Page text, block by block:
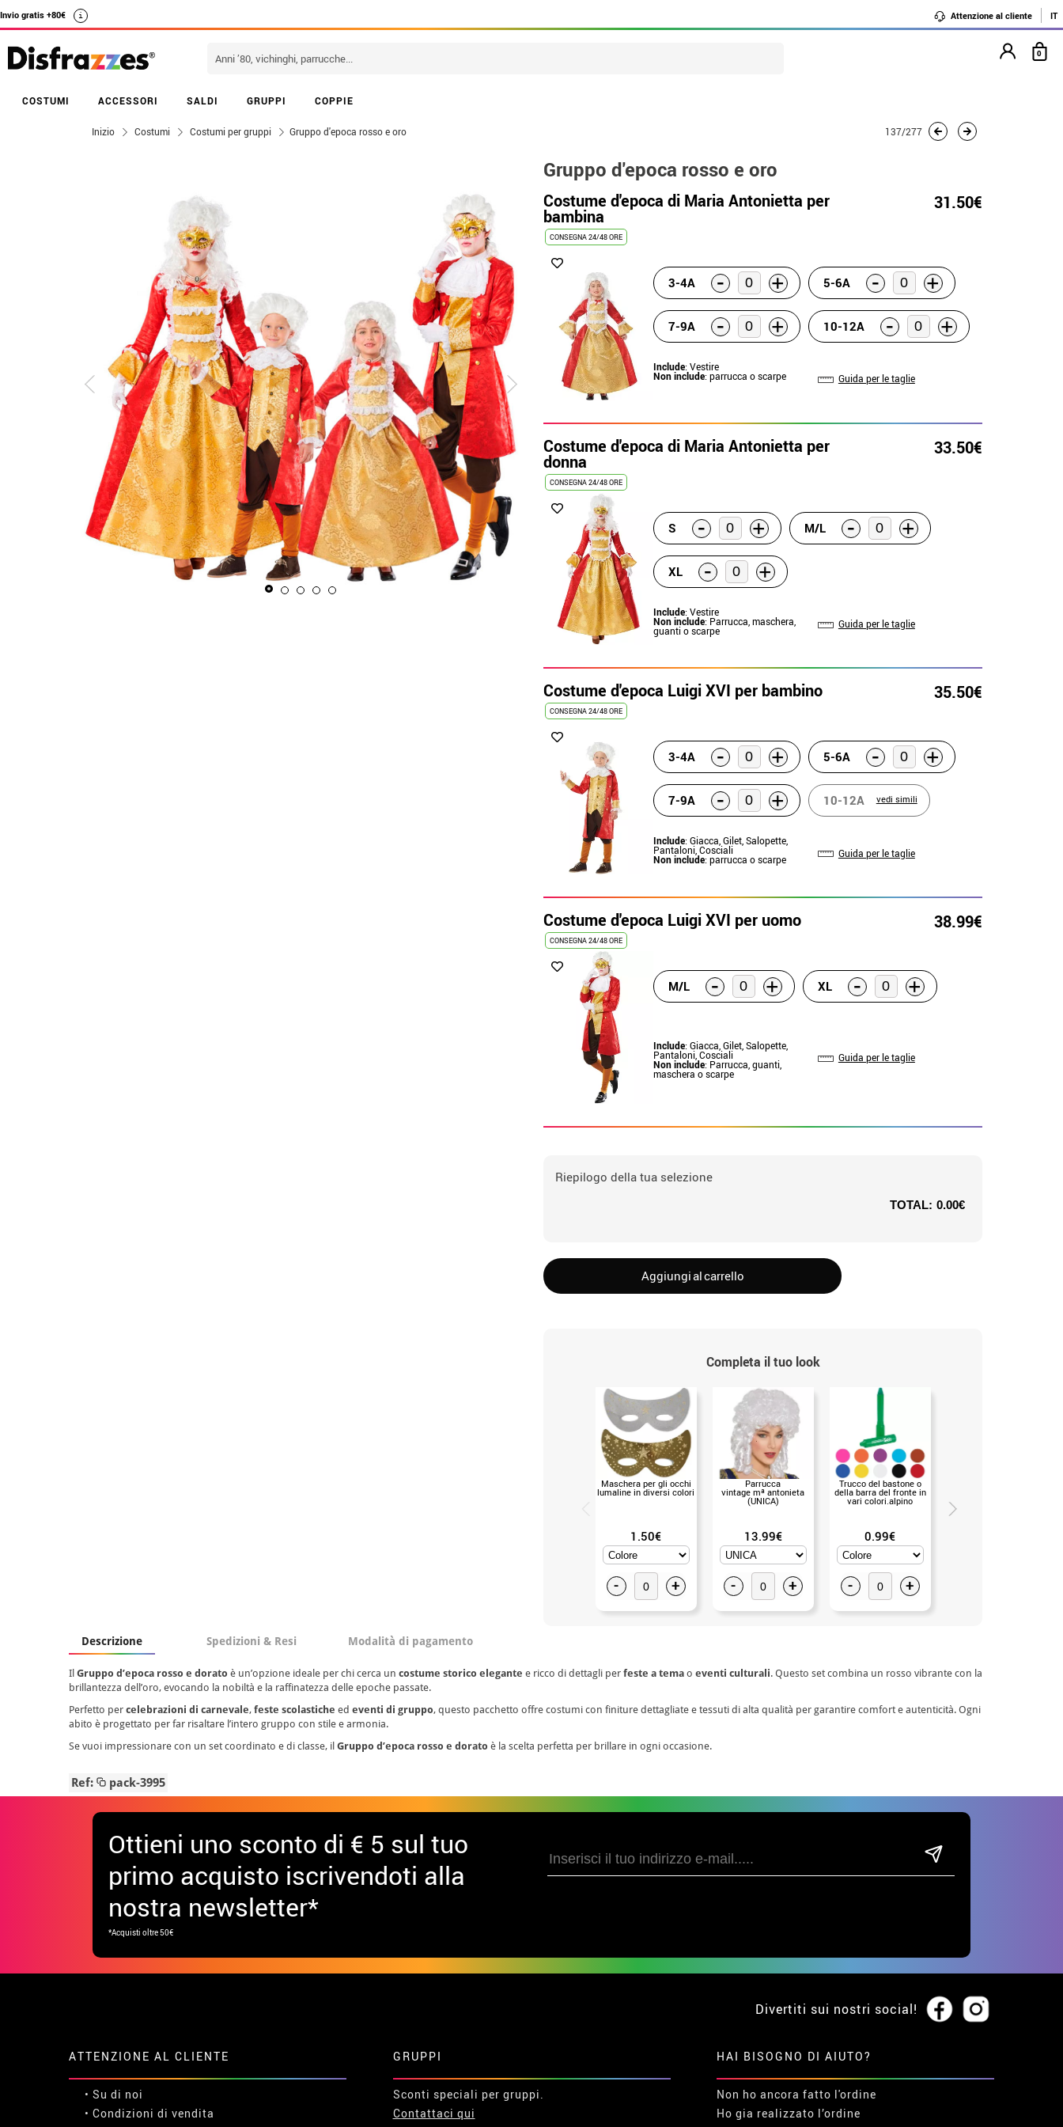
Invio gratis +80€ i Attenzione al cliente IT
COSTUMI ACCESSORI SALDI GRUPPI COPPIE
0
Inizio Costumi Costumi per gruppi Gruppo d'epoca rosso e oro 137/277
Gruppo d'epoca rosso e oro
Costume d'epoca di Maria Antonietta per
bambina
31.50€
CONSEGNA 24/48 ORE
3-4A - + 5-6A - +
7-9A - + 10-12A - +
Include: Vestire
Non include: parrucca o scarpe Guida per le taglie
Costume d'epoca di Maria Antonietta per
donna
33.50€
CONSEGNA 24/48 ORE
S - + M/L - +
XL - +
Include: Vestire
Non include: Parrucca, maschera,
guanti o scarpe
Guida per le taglie
Costume d'epoca Luigi XVI per bambino 35.50€
CONSEGNA 24/48 ORE
3-4A - + 5-6A - +
7-9A - + 10-12A vedi simili
Include: Giacca, Gilet, Salopette,
Pantaloni, Cosciali
Non include: parrucca o scarpe
Guida per le taglie
Costume d'epoca Luigi XVI per uomo 38.99€
CONSEGNA 24/48 ORE
M/L - + XL - +
Include: Giacca, Gilet, Salopette,
Pantaloni, Cosciali
Non include: Parrucca, guanti,
maschera o scarpe
Guida per le taglie
Riepilogo della tua selezione
TOTAL: 0.00€
Aggiungi al carrello
Completa il tuo look
Maschera per gli occhi
lumaline in diversi colori
1.50€
- +
Parrucca
vintage mª antonieta
(UNICA)
13.99€
- +
Trucco del bastone o
della barra del fronte in
vari colori.alpino
0.99€
- +
Descrizione Spedizioni & Resi Modalità di pagamento
Il Gruppo d’epoca rosso e dorato è un’opzione ideale per chi cerca un costume storico elegante e ricco di dettagli per feste a tema o eventi culturali. Questo set combina un rosso vibrante con la
brillantezza dell’oro, evocando la nobiltà e la raffinatezza delle epoche passate.
Perfetto per celebrazioni di carnevale, feste scolastiche ed eventi di gruppo, questo pacchetto offre costumi con finiture dettagliate e tessuti di alta qualità per garantire comfort e autenticità. Ogni
abito è progettato per far risaltare l’intero gruppo con stile e armonia.
Se vuoi impressionare con un set coordinato e di classe, il Gruppo d’epoca rosso e dorato è la scelta perfetta per brillare in ogni occasione.
Ref: pack-3995
Ottieni uno sconto di € 5 sul tuo
primo acquisto iscrivendoti alla
nostra newsletter*
*Acquisti oltre 50€
Divertiti sui nostri social!
ATTENZIONE AL CLIENTE
• Su di noi
• Condizioni di vendita
GRUPPI
Sconti speciali per gruppi.
Contattaci qui
HAI BISOGNO DI AIUTO?
Non ho ancora fatto l'ordine
Ho gia realizzato l’ordine